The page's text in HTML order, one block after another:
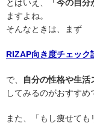
とはいえ、 「今の自
ますよね。
そんなときは、まず
RIZAP向き度チェック
で、
自分の性格や生
してみるのがおすすめ
また、「もし痩せて